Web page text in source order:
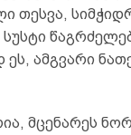
თესვა,
სუსტი
ამგვარი
მცენარეს